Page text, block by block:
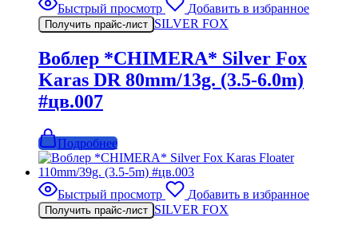
Быстрый просмотр Добавить в избранное
Получить прайс-лист SILVER FOX
Воблер *CHIMERA* Silver Fox
Karas DR 80mm/13g. (3.5-6.0m)
#цв.007
Подробнее
Быстрый просмотр Добавить в избранное
Получить прайс-лист SILVER FOX